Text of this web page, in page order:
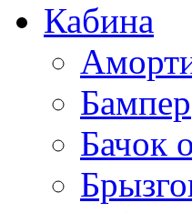
Кабина
Бампер
Бачок